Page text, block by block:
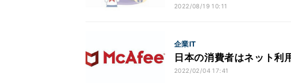
2022/08/19 10:11
企業IT
日本の消費者はネット利
2022/02/04 17:41